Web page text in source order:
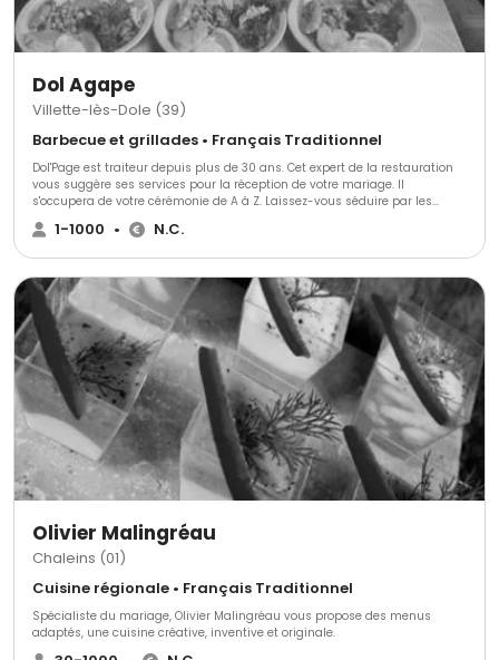
Dol Agape
Villette-lès-Dole (39)
Barbecue et grillades • Français Traditionnel
Dol'Page est traiteur depuis plus de 30 ans. Cet expert de la restauration
vous suggère ses services pour la réception de votre mariage. Il
s'occupera de votre cérémonie de A à Z. Laissez-vous séduire par les
produits de bonne qualité que composeront votre repas. Dol'Page assiste
à d'autres événements tels que : les repas de famille, d'anniversaires, des
devis gratuit.
1-1000 • N.C.
Olivier Malingréau
Chaleins (01)
Cuisine régionale • Français Traditionnel
Spécialiste du mariage, Olivier Malingréau vous propose des menus
adaptés, une cuisine créative, inventive et originale.